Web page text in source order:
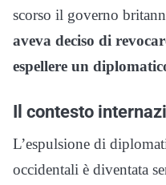
scorso il governo
aveva deciso di
espellere un
Il contesto
L’espulsione di
occidentali è diventata